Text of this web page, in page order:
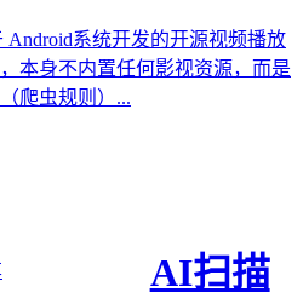
系统开发的开源视频播放
本身不内置任何影视资源，而是
爬虫规则）...
AI扫描